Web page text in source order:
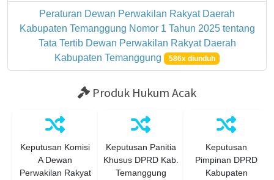
Peraturan Dewan Perwakilan Rakyat Daerah
Kabupaten Temanggung Nomor 1 Tahun 2025 tentang
Tata Tertib Dewan Perwakilan Rakyat Daerah
Kabupaten Temanggung
586x diunduh
Produk Hukum Acak
Keputusan Komisi
A Dewan
Perwakilan Rakyat
Keputusan Panitia
Khusus DPRD Kab.
Temanggung
Keputusan
Pimpinan DPRD
Kabupaten